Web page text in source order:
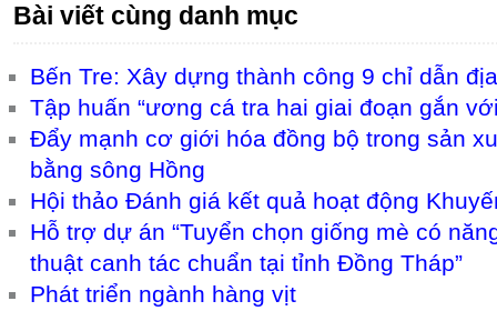
Bài viết cùng danh mục
Bến Tre: Xây dựng thành công 9 chỉ dẫn
Tập huấn “ương cá tra hai giai đoạn gắn
Đẩy mạnh cơ giới hóa đồng bộ trong sản
bằng sông Hồng
Hội thảo Đánh giá kết quả hoạt động
Hỗ trợ dự án “Tuyển chọn giống mè có
thuật canh tác chuẩn tại tỉnh Đồng Tháp”
Phát triển ngành hàng vịt